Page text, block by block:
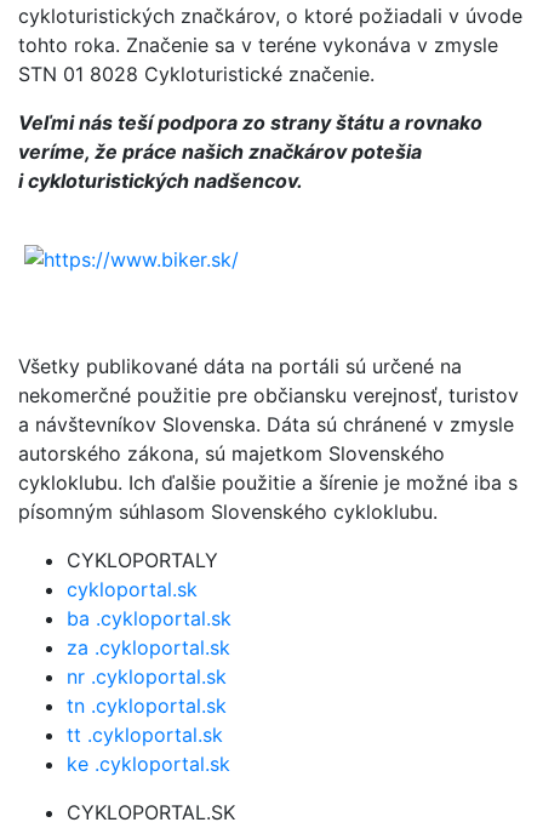
cykloturistických značkárov, o ktoré požiadali v úvode
tohto roka. Značenie sa v teréne vykonáva v zmysle
STN 01 8028 Cykloturistické značenie.
Veľmi nás teší podpora zo strany štátu a rovnako
veríme, že práce našich značkárov potešia
i cykloturistických nadšencov.
Všetky publikované dáta na portáli sú určené na
nekomerčné použitie pre občiansku verejnosť, turistov
a návštevníkov Slovenska. Dáta sú chránené v zmysle
autorského zákona, sú majetkom Slovenského
cykloklubu. Ich ďalšie použitie a šírenie je možné iba s
písomným súhlasom Slovenského cykloklubu.
CYKLOPORTALY
cykloportal.sk
ba .cykloportal.sk
za .cykloportal.sk
nr .cykloportal.sk
tn .cykloportal.sk
tt .cykloportal.sk
ke .cykloportal.sk
CYKLOPORTAL.SK